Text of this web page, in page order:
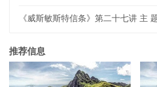
《威斯敏斯特信条》第二十七讲 主
推荐信息